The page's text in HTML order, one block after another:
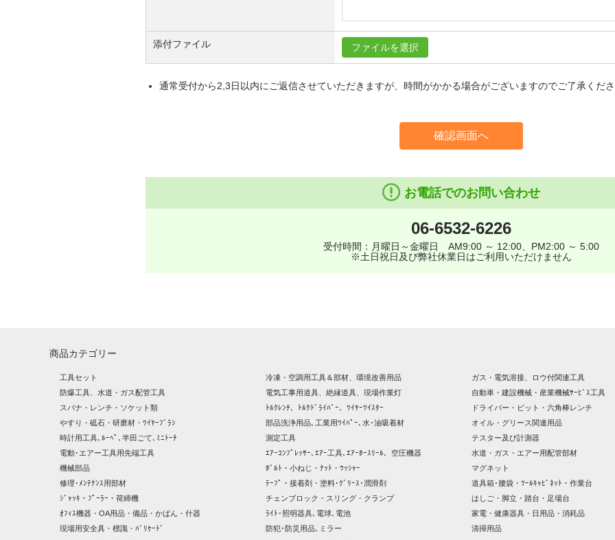
添付ファイル ファイルを選択
通常受付から2,3日以内にご返信させていただきますが、時間がかかる場合がございますのでご了承くだ
確認画面へ
お電話でのお問い合わせ
06-6532-6226
受付時間：月曜日～金曜日 AM9:00 ～ 12:00、PM2:00 ～ 5:00
※土日祝日及び弊社休業日はご利用いただけません
商品カテゴリー
工具セット 冷凍・空調用工具＆部材、環境改善用品
ガス・電気溶接、ロウ付関連工具
防爆工具、水道・ガス配管工具
電気工事用道具、絶縁道具、現場作業灯
自動車・建設機械・産業機械ｻｰﾋﾞｽ工具
スパナ・レンチ・ソケット類
ﾄﾙｸﾚﾝﾁ、ﾄﾙｸﾄﾞﾗｲﾊﾞｰ、ﾜｲﾔｰﾂｲｽﾀｰ
ドライバー・ビット・六角棒レンチ
やすり・砥石・研磨材・ﾜｲﾔｰﾌﾞﾗｼ
部品洗浄用品､工業用ﾜｲﾊﾟｰ､水･油吸着材
オイル・グリース関連用品
時計用工具､ﾙｰﾍﾟ､半田ごて､ﾐﾆﾄｰﾁ
測定工具
テスター及び計測器
電動･エアー工具用先端工具
ｴｱｰｺﾝﾌﾟﾚｯｻｰ､ｴｱｰ工具､ｴｱｰﾎｰｽﾘｰﾙ、空圧機器
水道・ガス・エアー用配管部材
機械部品
ﾎﾞﾙﾄ・小ねじ・ﾅｯﾄ・ﾜｯｼｬｰ
マグネット
修理･ﾒﾝﾃﾅﾝｽ用部材
ﾃｰﾌﾟ・接着剤・塗料･ｸﾞﾘｰｽ･潤滑剤
道具箱･腰袋・ﾂｰﾙｷｬﾋﾞﾈｯﾄ・作業台
ｼﾞｬｯｷ・ﾌﾟｰﾗｰ・荷締機
チェンブロック・スリング・クランプ
はしご・脚立・踏台・足場台
ｵﾌｨｽ機器・OA用品・備品・かばん・什器
ﾗｲﾄ･照明器具､電球､電池
家電・健康器具・日用品・消耗品
現場用安全具・標識・ﾊﾞﾘｹｰﾄﾞ
防犯･防災用品､ミラー
清掃用品